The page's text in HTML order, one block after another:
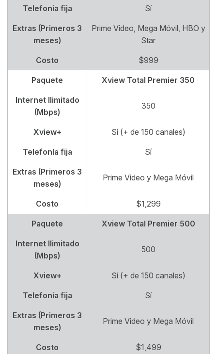
Telefonía fija Sí
Extras (Primeros 3
meses)
Prime Video, Mega Móvil, HBO y
Star
Costo $999
Paquete Xview Total Premier 350
Internet Ilimitado
(Mbps)
350
Xview+ Sí (+ de 150 canales)
Telefonía fija Sí
Extras (Primeros 3
meses)
Prime Video y Mega Móvil
Costo $1,299
Paquete Xview Total Premier 500
Internet Ilimitado
(Mbps)
500
Xview+ Sí (+ de 150 canales)
Telefonía fija Sí
Extras (Primeros 3
meses)
Prime Video y Mega Móvil
Costo $1,499